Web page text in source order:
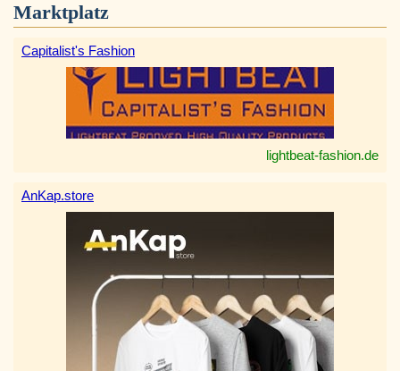
Marktplatz
Capitalist's Fashion
lightbeat-fashion.de
AnKap.store